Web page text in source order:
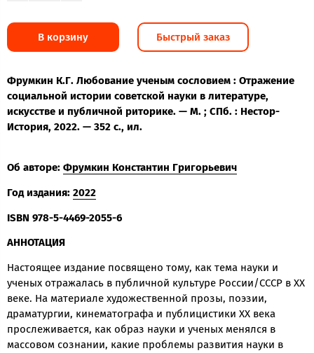
В корзину Быстрый заказ
Фрумкин К.Г. Любование ученым сословием : Отражение
социальной истории советской науки в литературе,
искусстве и публичной риторике. — М. ; СПб. : Нестор-
История, 2022. — 352 с., ил.
Об авторе: Фрумкин Константин Григорьевич
Год издания: 2022
ISBN 978-5-4469-2055-6
АННОТАЦИЯ
Настоящее издание посвящено тому, как тема науки и
ученых отражалась в публичной культуре России/СССР в ХХ
веке. На материале художественной прозы, поэзии,
драматургии, кинематографа и публицистики ХХ века
прослеживается, как образ науки и ученых менялся в
массовом сознании, какие проблемы развития науки в